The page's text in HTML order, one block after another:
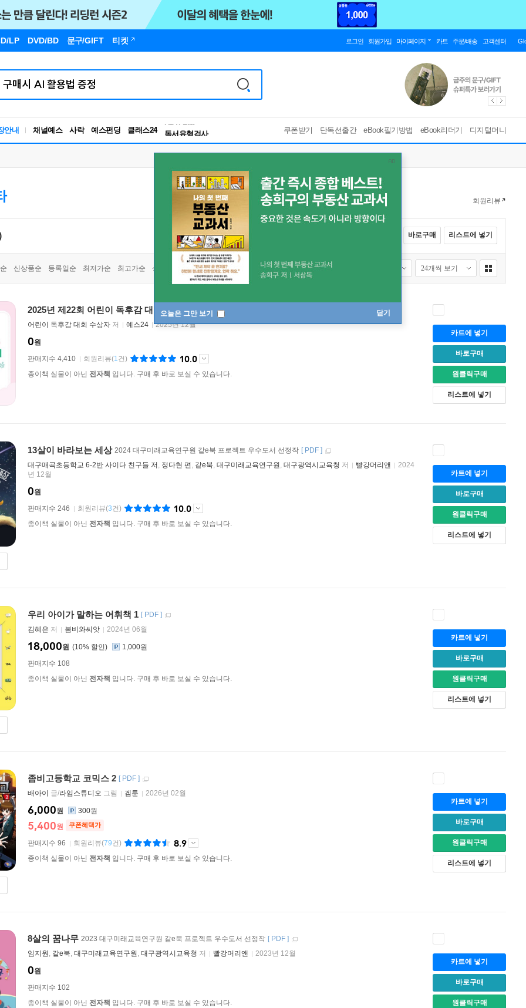
LP DVD/BD 문구/GIFT 티켓 로그인 회원가입 마이페이지 카트 주문/배송 고객센터
안내 채널예스 사락 예스펀딩 클래스24
독서유형검사
쿠폰받기 단독선출간 eBook필기방법 eBook리더기 디지털머니
오늘은 그만 보기 닫기
회원리뷰
바로구매 리스트에 넣기
신상품순 등록일순 최저가순 최고가순 상품명순
2025년 제22회 어린이 독후감 대회 수상작품집 [ EPUB
어린이 독후감 대회 수상자 저 예스24 2025년 12월
0원
판매지수 4,410
회원리뷰(1건) 10.0
종이책 실물이 아닌 전자책 입니다. 구매 후 바로 보실 수 있습니다.
카트에 넣기
바로구매
원클릭구매
리스트에 넣기
13살이 바라보는 세상 2024 대구미래교육연구원 같e북 프로젝트 우수도서 선정작 [ PDF ]
대구매곡초등학교 6-2반 사이다 친구들 저 , 정다현 편 , 같e북, 대구미래교육연구원 , 대구광역시교육청 저 빨강머리앤
2024
년 12월
0원
판매지수 246
회원리뷰(3건) 10.0
종이책 실물이 아닌 전자책 입니다. 구매 후 바로 보실 수 있습니다.
카트에 넣기
바로구매
원클릭구매
리스트에 넣기
우리 아이가 말하는 어휘책 1 [ PDF ]
김혜은 저 봄비와씨앗 2024년 06월
10%
18,000원
1,000원
판매지수 108
종이책 실물이 아닌 전자책 입니다. 구매 후 바로 보실 수 있습니다.
카트에 넣기
바로구매
원클릭구매
리스트에 넣기
좀비고등학교 코믹스 2 [ PDF ]
배아이
글/라임스튜디오 그림 겜툰 2026년 02월
6,000원
5,400원 쿠폰혜택가
300원
판매지수 96 회원리뷰(79건) 8.9
종이책 실물이 아닌 전자책 입니다. 구매 후 바로 보실 수 있습니다.
카트에 넣기
바로구매
원클릭구매
리스트에 넣기
8살의 꿈나무 2023 대구미래교육연구원 같e북 프로젝트 우수도서 선정작 [ PDF ]
임지원 , 같e북, 대구미래교육연구원 , 대구광역시교육청 저 빨강머리앤 2023년 12월
0원
판매지수 102
종이책 실물이 아닌 전자책 입니다. 구매 후 바로 보실 수 있습니다.
카트에 넣기
바로구매
원클릭구매